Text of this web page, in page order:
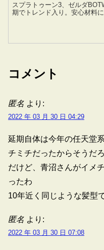
スプラトゥーン3、ゼルダ
期でトレンド入り。安心材料に
コメント
匿名 より:
2022 年 03 月 30 日 04:29
延期自体は今年の任天堂
チミチだったからそうだ
だけど、青沼さんがイメ
ったわ
10年近く同じような髪型
匿名 より:
2022 年 03 月 30 日 07:08